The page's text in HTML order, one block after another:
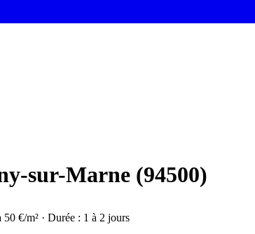
sur-Marne (94500)
€/m² · Durée : 1 à 2 jours